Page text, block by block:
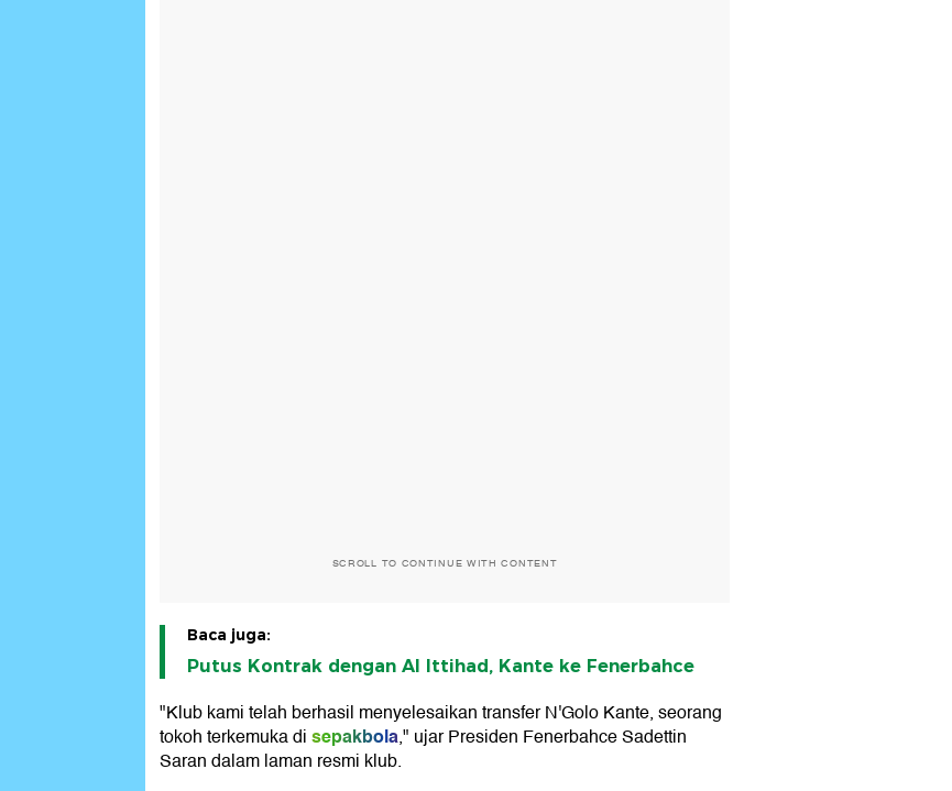
SCROLL TO CONTINUE WITH CONTENT
Baca juga:
Putus Kontrak dengan Al Ittihad, Kante ke Fenerbahce
"Klub kami telah berhasil menyelesaikan transfer N'Golo Kante, seorang
tokoh terkemuka disepakbola," ujar Presiden Fenerbahce Sadettin
Saran dalam laman resmi klub.